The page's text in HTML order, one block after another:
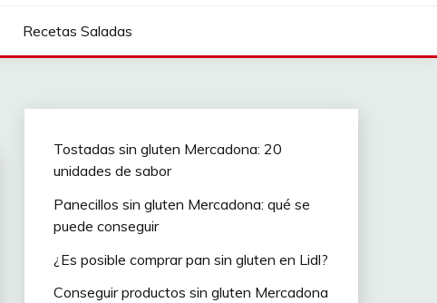
Recetas Saladas
Tostadas sin gluten Mercadona: 20
unidades de sabor
Panecillos sin gluten Mercadona: qué se
puede conseguir
¿Es posible comprar pan sin gluten en Lidl?
Conseguir productos sin gluten Mercadona